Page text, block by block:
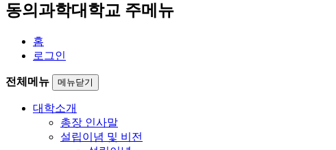
동의과학대학교 주메뉴
홈
로그인
전체메뉴 메뉴닫기
대학소개
총장 인사말
설립이념 및 비전